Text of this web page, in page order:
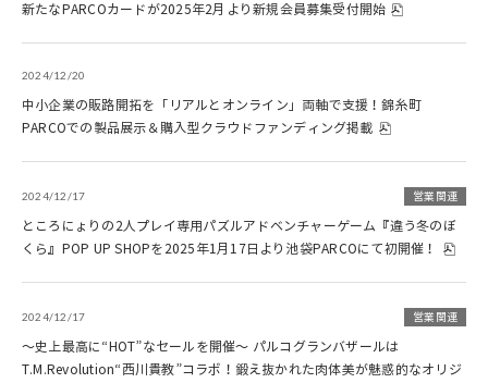
新たなPARCOカードが2025年2月より新規会員募集受付開始
2024/12/20
中小企業の販路開拓を「リアルとオンライン」両軸で支援！錦糸町
PARCOでの製品展示＆購入型クラウドファンディング掲載
2024/12/17 営業関連
ところにょりの2人プレイ専用パズルアドベンチャーゲーム『違う冬のぼ
くら』POP UP SHOPを2025年1月17日より池袋PARCOにて初開催！
2024/12/17 営業関連
～史上最高に“HOT”なセールを開催～ パルコグランバザールは
T.M.Revolution“西川貴教”コラボ！鍛え抜かれた肉体美が魅惑的なオリジ